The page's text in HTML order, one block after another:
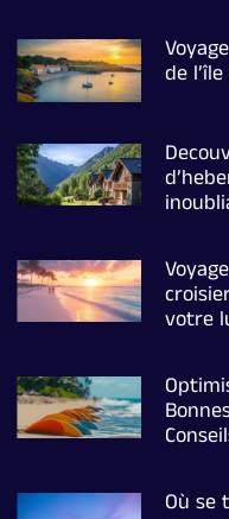
de l’île
votre
Où se